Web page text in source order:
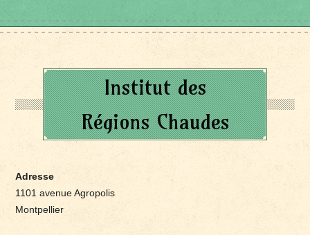
Institut des
Régions Chaudes
Adresse
1101 avenue Agropolis
Montpellier